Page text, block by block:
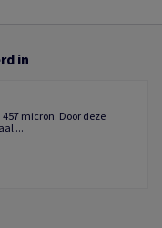
in
micron. Door deze
...